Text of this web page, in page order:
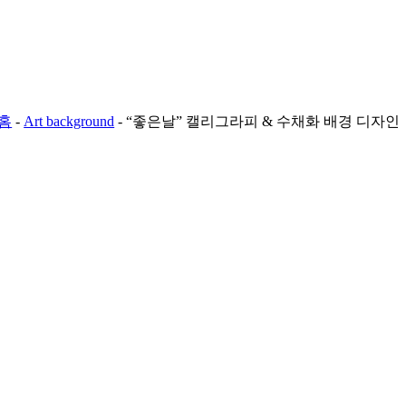
뛰
- Art background -“좋은날” 캘리그라피 & 수채화 배경 디자인